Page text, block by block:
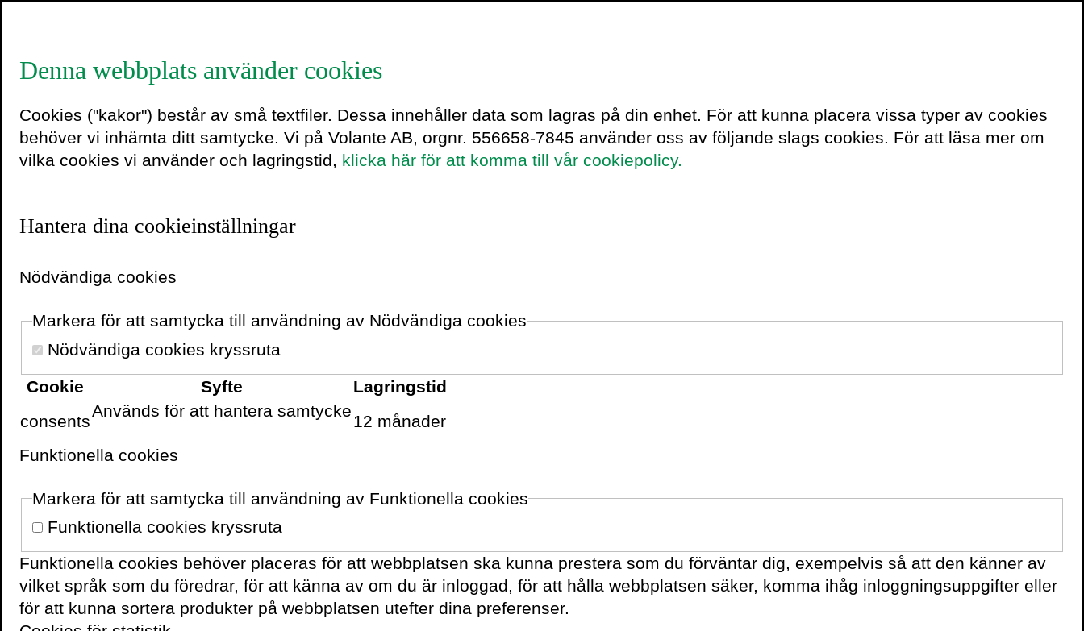
Niklas Laninge
Beslutsfällan: genomskåda psykologin som styr dina val
Sedan 2011 har han hjälpt människor förstå psykologin som
beteendevetenskaplig kunskap för att skapa storskalig och
positiva beteendeförändringar. Niklas skriver, debatterar och
uttalar sig ofta som expert i syfte att skapa förståelse för varför
människor gör som de gör, och varför det ofta är svårt att
agera långsiktigt.
I sitt jobb som Sparpsykolog på spartjänsten Opti sköter han
företagets aktiviteter i ägda och förtjänade kanaler i syfte att
På uppmaning från Volantes VD startade Niklas 2019 ett
beteendeförändring med närmare 50 000 läsningar per
månad.
Lyssna när Niklas berättar om hur man undviker de vanligaste
Black Friday-fallgroparnahär.
Kontakt
Denna webbplats använder cookies
Cookies ("kakor") består av små textfiler. Dessa innehåller data som lagras på din enhet. För att kunna placera vissa typer av cookies
behöver vi inhämta ditt samtycke. Vi på Volante AB, orgnr. 556658-7845 använder oss av följande slags cookies. För att läsa mer om
vilka cookies vi använder och lagringstid, klicka här för att komma till vår cookiepolicy.
Hantera dina cookieinställningar
Nödvändiga cookies
Markera för att samtycka till användning av Nödvändiga cookies
Nödvändiga cookies kryssruta
Cookie
Syfte
Lagringstid
consents
Används för att hantera samtycke
12 månader
Funktionella cookies
Markera för att samtycka till användning av Funktionella cookies
Funktionella cookies kryssruta
Funktionella cookies behöver placeras för att webbplatsen ska kunna prestera som du förväntar dig, exempelvis så att den känner av
vilket språk som du föredrar, för att känna av om du är inloggad, för att hålla webbplatsen säker, komma ihåg inloggningsuppgifter eller
för att kunna sortera produkter på webbplatsen utefter dina preferenser.